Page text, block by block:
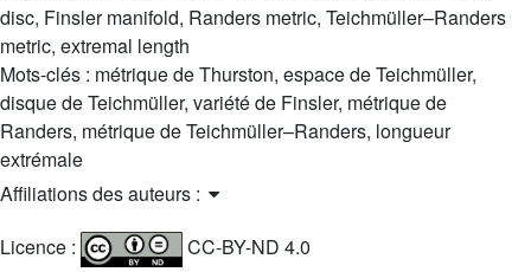
disc, Finsler manifold, Randers metric, Teichmüller–Randers
metric, extremal length
Mots-clés : métrique de Thurston, espace de Teichmüller,
disque de Teichmüller, variété de Finsler, métrique de
Randers, métrique de Teichmüller–Randers, longueur
extrémale
Affiliations des auteurs :
Licence :
CC-BY-ND 4.0